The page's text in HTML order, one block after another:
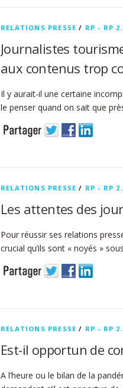
RELATIONS PRESSE / RP - RP
Journalistes
aux contenus trop
Il y aurait-il une certaine
le penser quand on sait que
RELATIONS PRESSE / RP - RP
Les attentes des
Pour réussir ses relations
crucial qu’ils sont « noyés »
RELATIONS PRESSE / RP - RP
Est-il opportun de
A l’heure ou le bilan de la